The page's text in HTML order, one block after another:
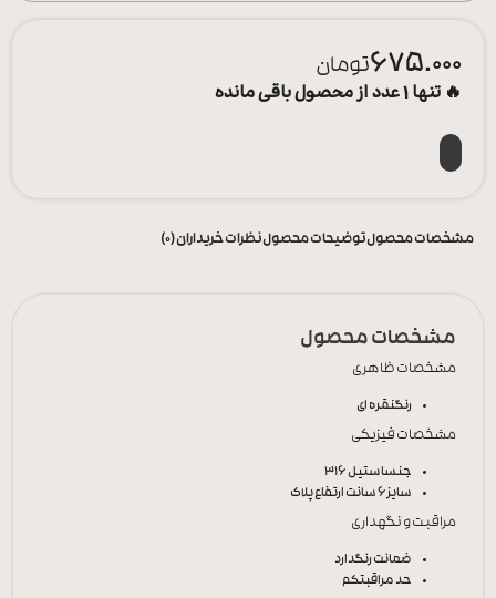
675.000تومان
🔥 تنها 1 عدد از محصول باقی مانده
مشخصات محصولتوضیحات محصولنظرات خریداران (0)
مشخصات محصول
مشخصات ظاهری
رنگنقره ای
مشخصات فیزیکی
جنساستیل 316
سایز6 سانت ارتفاع پلاک
مراقبت و نگهداری
ضمانت رنگدارد
حد مراقبتکم